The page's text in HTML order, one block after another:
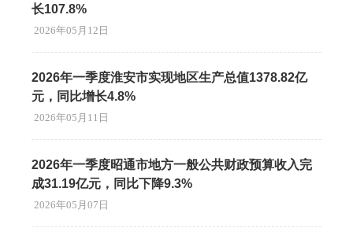
长107.8%
2026年05月12日
2026年一季度淮安市实现地区生产总值1378.82亿
元，同比增长4.8%
2026年05月11日
2026年一季度昭通市地方一般公共财政预算收入完
成31.19亿元，同比下降9.3%
2026年05月07日